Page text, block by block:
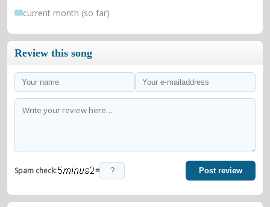
current month (so far)
Review this song
Spam check: = Post review